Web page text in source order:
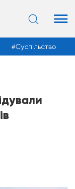
Суспільство